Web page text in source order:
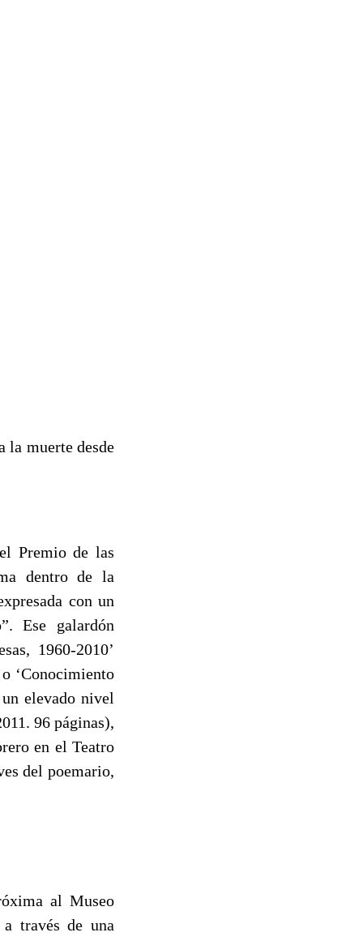
la muerte desde
Premio de las
dentro de la
con un
Ese galardón
1960-2010’
‘Conocimiento
elevado nivel
96 páginas),
en el Teatro
del poemario,
al Museo
través de una